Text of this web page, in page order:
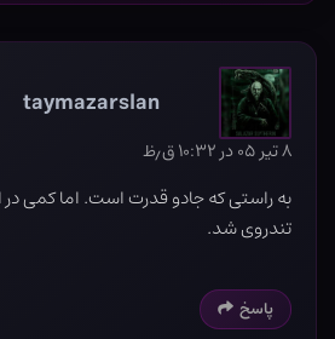
taymazarslan
۸ تیر ۰۵ در ۱۰:۳۲ ق٫ظ
به راستی که جادو قدرت است. اما کمی در
تندروی شد.
پاسخ